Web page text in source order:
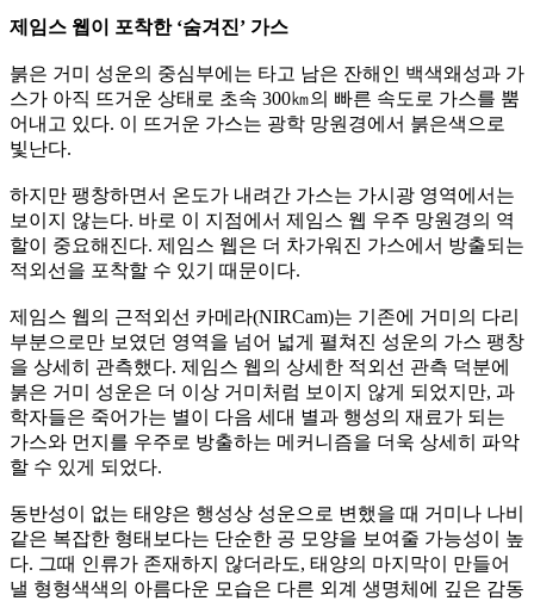
제임스 웹이 포착한 ‘숨겨진’ 가스
붉은 거미 성운의 중심부에는 타고 남은 잔해인 백색왜성과 가
스가 아직 뜨거운 상태로 초속 300㎞의 빠른 속도로 가스를 뿜
어내고 있다. 이 뜨거운 가스는 광학 망원경에서 붉은색으로
빛난다.
하지만 팽창하면서 온도가 내려간 가스는 가시광 영역에서는
보이지 않는다. 바로 이 지점에서 제임스 웹 우주 망원경의 역
할이 중요해진다. 제임스 웹은 더 차가워진 가스에서 방출되는
적외선을 포착할 수 있기 때문이다.
제임스 웹의 근적외선 카메라(NIRCam)는 기존에 거미의 다리
부분으로만 보였던 영역을 넘어 넓게 펼쳐진 성운의 가스 팽창
을 상세히 관측했다. 제임스 웹의 상세한 적외선 관측 덕분에
붉은 거미 성운은 더 이상 거미처럼 보이지 않게 되었지만, 과
학자들은 죽어가는 별이 다음 세대 별과 행성의 재료가 되는
가스와 먼지를 우주로 방출하는 메커니즘을 더욱 상세히 파악
할 수 있게 되었다.
동반성이 없는 태양은 행성상 성운으로 변했을 때 거미나 나비
같은 복잡한 형태보다는 단순한 공 모양을 보여줄 가능성이 높
다. 그때 인류가 존재하지 않더라도, 태양의 마지막이 만들어
낼 형형색색의 아름다운 모습은 다른 외계 생명체에 깊은 감동